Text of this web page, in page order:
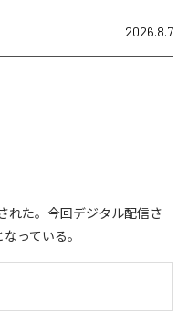
2026.8.7
れた。今回デジタル配信さ
っている。